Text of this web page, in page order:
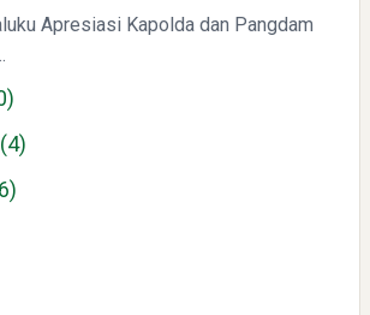
Pajak: Langkah Signifikan Menuju
Apresiasi Kapolda dan Pangdam
(4)